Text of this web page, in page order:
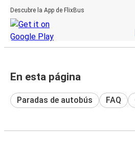
Descubre la App de FlixBus
En esta página
Paradas de autobús FAQ